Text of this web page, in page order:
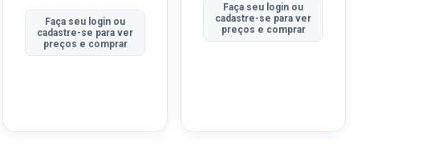
Faça seu login ou
cadastre-se para ver
preços e comprar
Faça seu login ou
cadastre-se para ver
preços e comprar